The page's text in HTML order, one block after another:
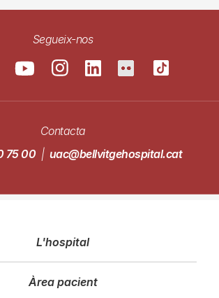
Segueix-nos
Contacta
75 00 | uac@bellvitgehospital.cat
L'hospital
Àrea pacient